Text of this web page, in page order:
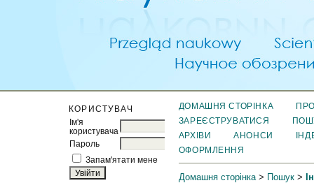
КОРИСТУВАЧ
Ім'я
користувача
Пароль
Запам'ятати мене
ДОМАШНЯ СТОРІНКА
ЗАРЕЄСТРУВАТИСЯ
АРХІВИ
АНОНСИ
ОФОРМЛЕННЯ
Домашня сторінка> Пошук>